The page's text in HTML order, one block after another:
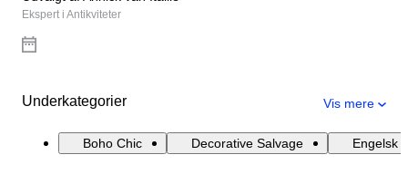
Ekspert i Antikviteter
Underkategorier Vis mere
Boho Chic Decorative Salvage Engelsk